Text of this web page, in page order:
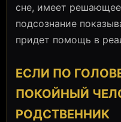
сне, имеет решающее
подсознание
придет помощь в
ЕСЛИ ПО
ПОКОЙНЫЙ
РОДСТВЕННИК